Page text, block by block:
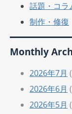
話題・コラ
制作・修復
Monthly
2026年7月
2026年6月
2026年5月